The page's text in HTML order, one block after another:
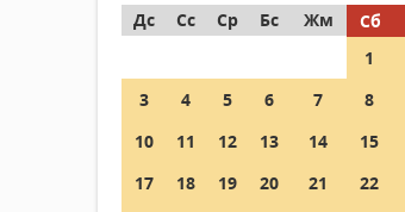
Дс
Сс Ср Бс Жм Сб
1
3
4 5 6 7 8
10
11 12 13 14 15
17
18 19 20 21 22